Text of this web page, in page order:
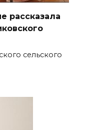
рассказала
сельского